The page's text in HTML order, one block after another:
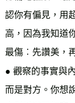
認你有偏見，用
高，因為我知道
最傷︰先讚美，
● 觀察的事實與
而是對方。你想